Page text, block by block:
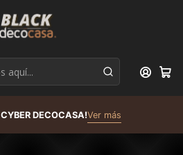
CYBER DECOCASA!Ver más